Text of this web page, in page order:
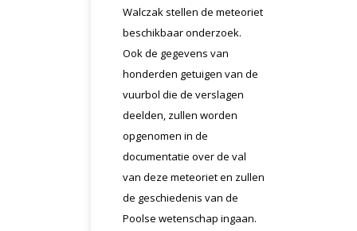
Walczak stellen de meteoriet
beschikbaar onderzoek.
Ook de gegevens van
honderden getuigen van de
vuurbol die de verslagen
deelden, zullen worden
opgenomen in de
documentatie over de val
van deze meteoriet en zullen
de geschiedenis van de
Poolse wetenschap ingaan.